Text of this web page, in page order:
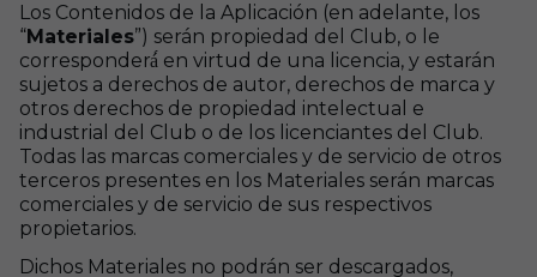
Los Contenidos de la Aplicación (en adelante, los
“Materiales”) serán propiedad del Club, o le
corresponderá́ en virtud de una licencia, y estarán
sujetos a derechos de autor, derechos de marca y
otros derechos de propiedad intelectual e
industrial del Club o de los licenciantes del Club.
Todas las marcas comerciales y de servicio de otros
terceros presentes en los Materiales serán marcas
comerciales y de servicio de sus respectivos
propietarios.
Dichos Materiales no podrán ser descargados,